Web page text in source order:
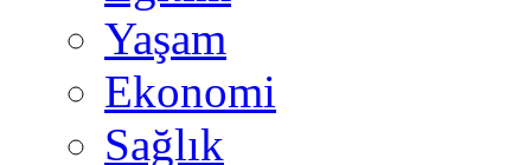
Yaşam
Ekonomi
Sağlık